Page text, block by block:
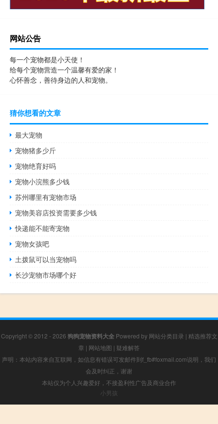
网站公告
每一个宠物都是小天使！
给每个宠物营造一个温馨有爱的家！
心怀善念，善待身边的人和宠物。
猜你想看的文章
最大宠物
宠物猪多少斤
宠物绝育好吗
宠物小浣熊多少钱
苏州哪里有宠物市场
宠物美容店投资需要多少钱
快递能不能寄宠物
宠物女孩吧
土拨鼠可以当宠物吗
长沙宠物市场哪个好
Copyright © 2012 - 2026 狗狗宠物资料大全Powered by 网站分类目录 | 精选推荐文
章 | 网站地图 | 疑难解答
声明：本站内容来自互联网，如信息有错误可发邮件到f_fb#foxmail.com说明，我们
会及时纠正，谢谢
本站仅为个人兴趣爱好，不接盈利性广告及商业合作
小男孩